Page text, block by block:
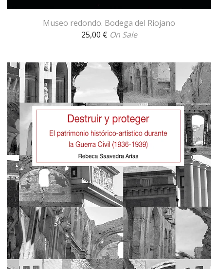
Museo redondo. Bodega del Riojano
25,00 € On Sale